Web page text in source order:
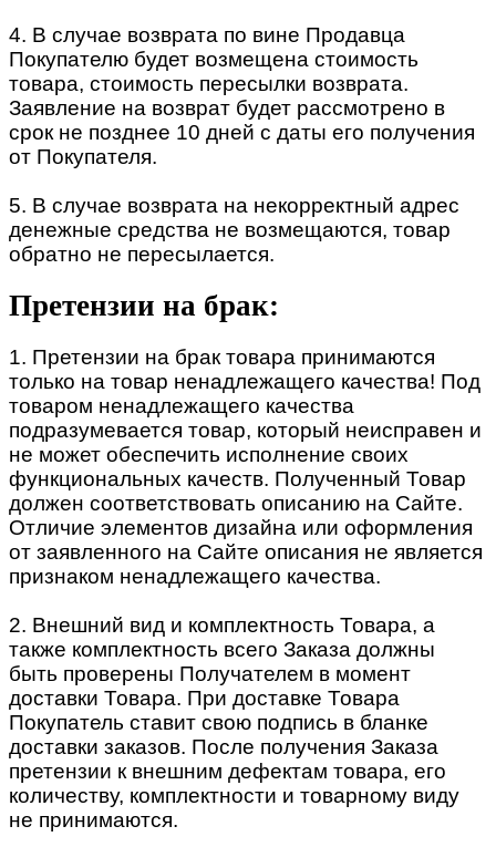
4. В случае возврата по вине Продавца
Покупателю будет возмещена стоимость
товара, стоимость пересылки возврата.
Заявление на возврат будет рассмотрено в
срок не позднее 10 дней с даты его получения
от Покупателя.
5. В случае возврата на некорректный адрес
денежные средства не возмещаются, товар
обратно не пересылается.
Претензии на брак:
1. Претензии на брак товара принимаются
только на товар ненадлежащего качества! Под
товаром ненадлежащего качества
подразумевается товар, который неисправен и
не может обеспечить исполнение своих
функциональных качеств. Полученный Товар
должен соответствовать описанию на Сайте.
Отличие элементов дизайна или оформления
от заявленного на Сайте описания не является
признаком ненадлежащего качества.
2. Внешний вид и комплектность Товара, а
также комплектность всего Заказа должны
быть проверены Получателем в момент
доставки Товара. При доставке Товара
Покупатель ставит свою подпись в бланке
доставки заказов. После получения Заказа
претензии к внешним дефектам товара, его
количеству, комплектности и товарному виду
не принимаются.